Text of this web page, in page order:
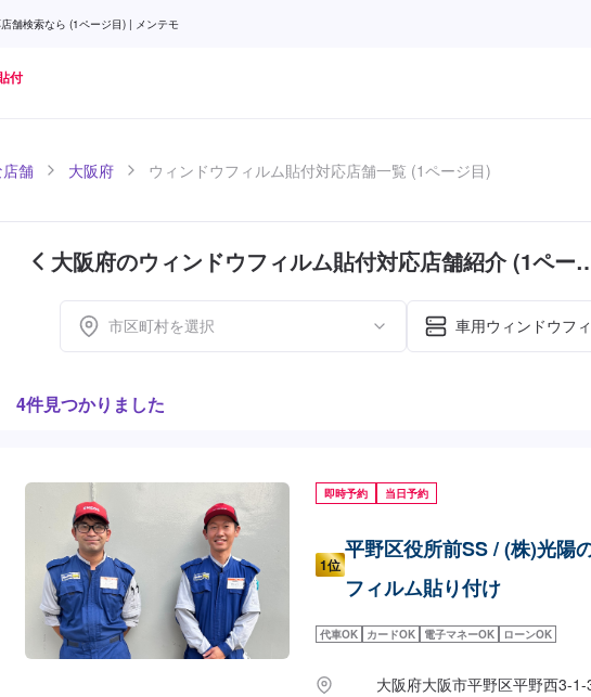
舗検索なら (1ページ目) | メンテモ
付
舗 大阪府 ウィンドウフィルム貼付対応店舗一覧 (1ページ目)
大阪府のウィンドウフィルム貼付対応店舗紹介 (1ペー
目)
市区町村を選択 車用ウィンドウフ
4件見つかりました
即時予約 当日予約
1位
平野区役所前SS / (株)光陽
フィルム貼り付け
代車OK カードOK 電子マネーOK ローンOK
大阪府大阪市平野区平野西3-1-